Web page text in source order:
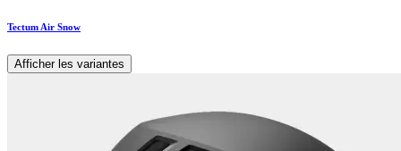
Tectum Air Snow
Afficher les variantes